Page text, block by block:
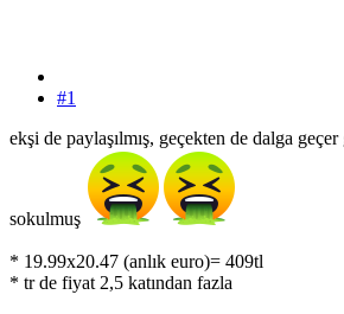
#1
ekşi de paylaşılmış, geçekten de dalga
sokulmuş
* 19.99x20.47 (anlık euro)= 409tl
* tr de fiyat 2,5 katından fazla